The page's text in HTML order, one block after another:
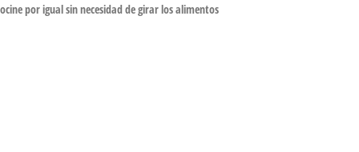
por igual sin necesidad de girar los alimentos